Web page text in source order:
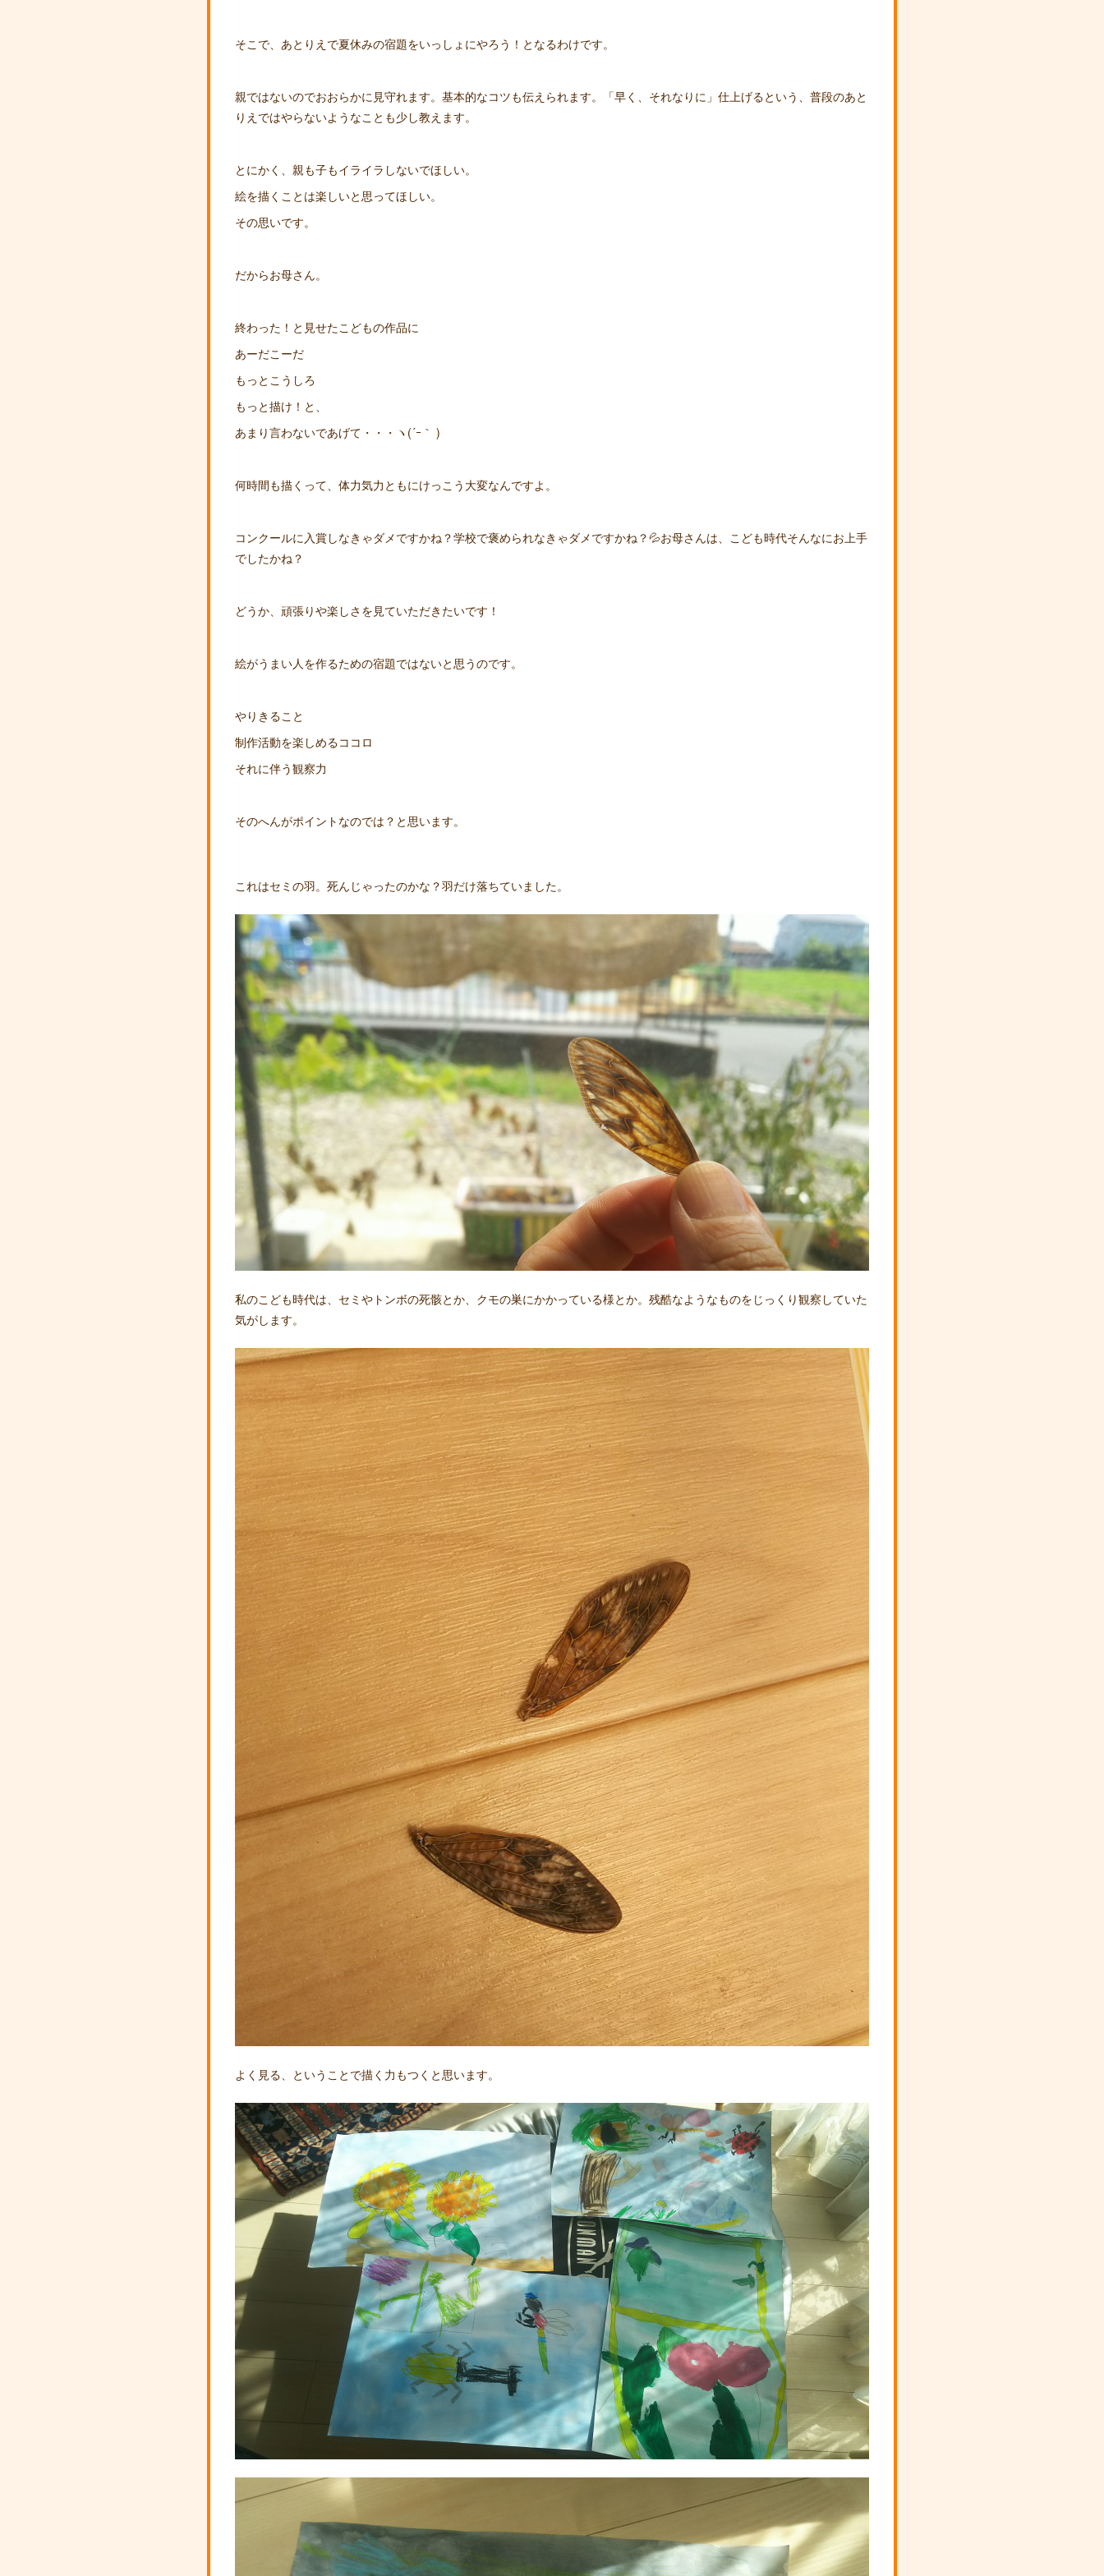
そこで、あとりえで夏休みの宿題をいっしょにやろう！となるわけです。
親ではないのでおおらかに見守れます。基本的なコツも伝えられます。「早く、それなりに」仕上げるという、普段のあと
りえではやらないようなことも少し教えます。
とにかく、親も子もイライラしないでほしい。
絵を描くことは楽しいと思ってほしい。
その思いです。
だからお母さん。
終わった！と見せたこどもの作品に
あーだこーだ
もっとこうしろ
もっと描け！と、
あまり言わないであげて・・・ヽ(´ｰ｀ )
何時間も描くって、体力気力ともにけっこう大変なんですよ。
コンクールに入賞しなきゃダメですかね？学校で褒められなきゃダメですかね？💦お母さんは、こども時代そんなにお上手
でしたかね？
どうか、頑張りや楽しさを見ていただきたいです！
絵がうまい人を作るための宿題ではないと思うのです。
やりきること
制作活動を楽しめるココロ
それに伴う観察力
そのへんがポイントなのでは？と思います。
これはセミの羽。死んじゃったのかな？羽だけ落ちていました。
私のこども時代は、セミやトンボの死骸とか、クモの巣にかかっている様とか。残酷なようなものをじっくり観察していた
気がします。
よく見る、ということで描く力もつくと思います。